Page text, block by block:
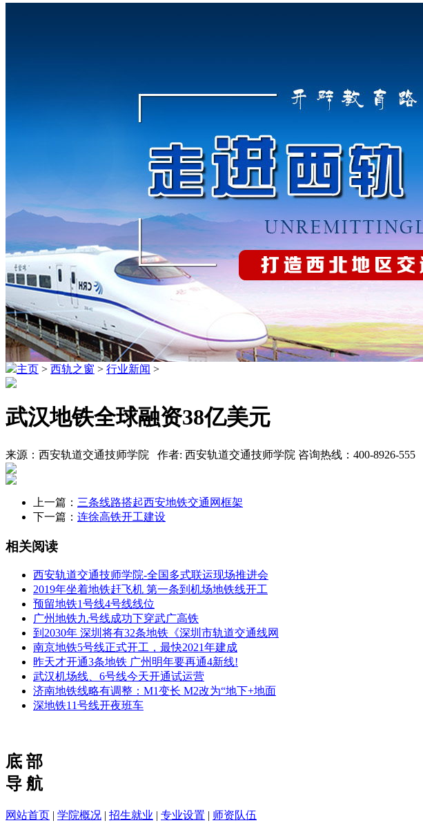
主页 > 西轨之窗 > 行业新闻 >
武汉地铁全球融资38亿美元
来源：西安轨道交通技师学院 作者: 西安轨道交通技师学院 咨询热线：400-8926-555
上一篇： 三条线路搭起西安地铁交通网框架
下一篇： 连徐高铁开工建设
相关阅读
西安轨道交通技师学院-全国多式联运现场推进会
2019年坐着地铁赶飞机 第一条到机场地铁线开工
预留地铁1号线4号线线位
广州地铁九号线成功下穿武广高铁
到2030年 深圳将有32条地铁《深圳市轨道交通线网
南京地铁5号线正式开工，最快2021年建成
昨天才开通3条地铁 广州明年要再通4新线!
武汉机场线、6号线今天开通试运营
济南地铁线略有调整：M1变长 M2改为“地下+地面
深地铁11号线开夜班车
底 部
导 航
网站首页 | 学院概况 | 招生就业 | 专业设置 | 师资队伍